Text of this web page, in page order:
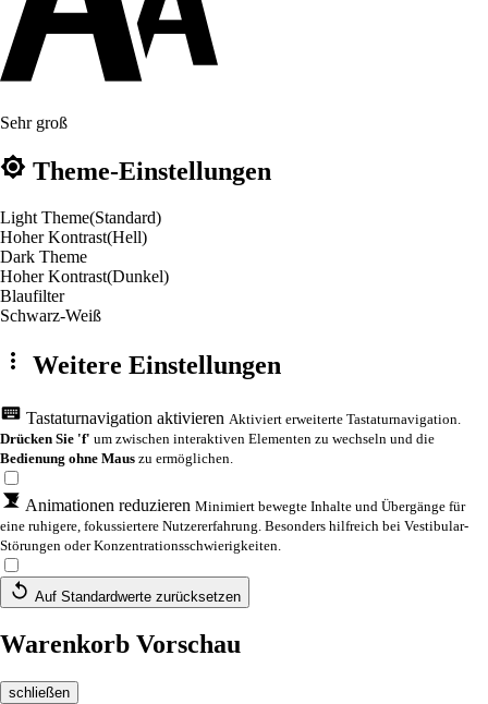
Sehr groß
Theme-Einstellungen
Light Theme(Standard)
Hoher Kontrast(Hell)
Dark Theme
Hoher Kontrast(Dunkel)
Blaufilter
Schwarz-Weiß
Weitere Einstellungen
Tastaturnavigation aktivieren Aktiviert erweiterte Tastaturnavigation.
Drücken Sie 'f' um zwischen interaktiven Elementen zu wechseln und die
Bedienung ohne Maus zu ermöglichen.
Animationen reduzieren Minimiert bewegte Inhalte und Übergänge für
eine ruhigere, fokussiertere Nutzererfahrung. Besonders hilfreich bei Vestibular-
Störungen oder Konzentrationsschwierigkeiten.
Auf Standardwerte zurücksetzen
Warenkorb Vorschau
schließen